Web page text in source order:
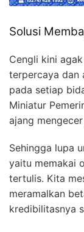
Solusi
Cengli kini
terpercaya dan
pada setiap
Miniatur
ajang
Sehingga lupa
yaitu memakai
tertulis. Kita
meramalkan
kredibilitasnya